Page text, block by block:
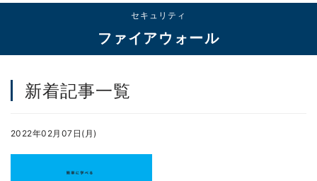
セキュリティ
ファイアウォール
新着記事一覧
2022年02月07日(月)